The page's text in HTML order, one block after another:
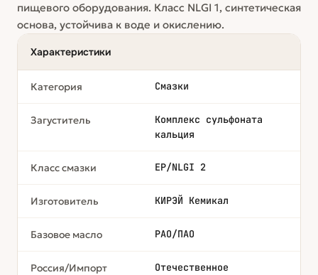
пищевого оборудования. Класс NLGI 1, синтетическая
основа, устойчива к воде и окислению.
Характеристики
Категория Смазки
Загуститель
Комплекс сульфоната
кальция
Класс смазки EP/NLGI 2
Изготовитель КИРЭЙ Кемикал
Базовое масло PAO/ПАО
Россия/Импорт Отечественное